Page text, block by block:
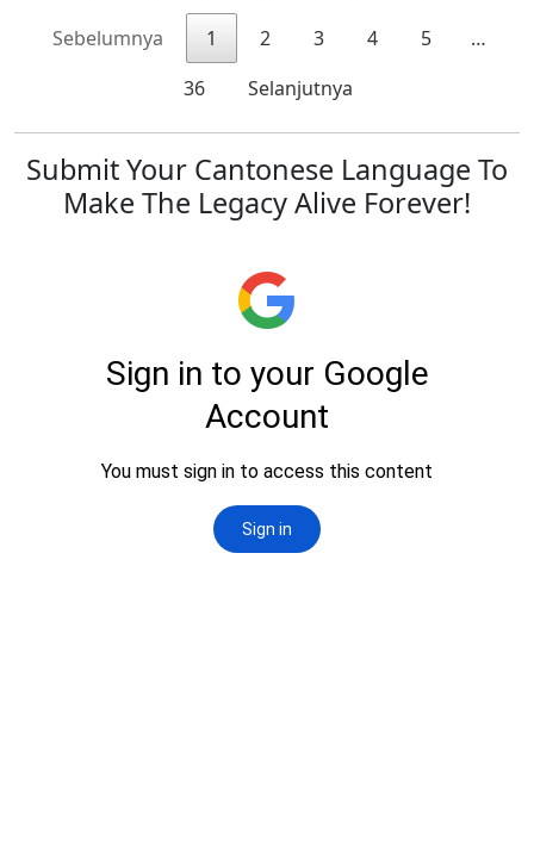
Sebelumnya 1 2 3 4 5
…
36
Selanjutnya
Submit Your Cantonese Language To
Make The Legacy Alive Forever!